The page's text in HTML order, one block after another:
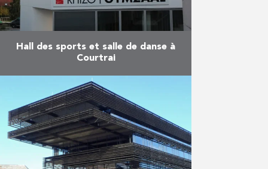
Hall des sports et salle de danse à
Courtrai
Au cours de l’année scolaire
passée, Vuylsteke-Eiffage ont
construit le nouveau hall des
sports pour le RHIZO, le groupe
d’écoles catholiques de Courtrai.
Ce nouveau …